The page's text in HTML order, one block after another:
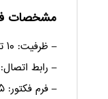
مشخصات
– ظرفیت: ۱۰ ترابایت
– رابط اتصال: SATA 6Gb/s
– فرم فکتور: ۳٫۵ اینچ